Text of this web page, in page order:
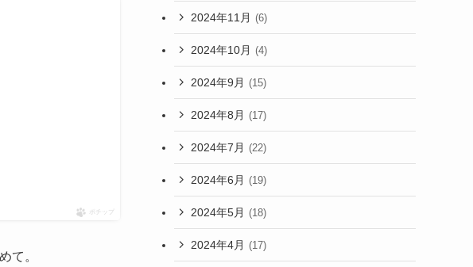
ポチップ
て。
2024年11月 (6)
2024年10月 (4)
2024年9月 (15)
2024年8月 (17)
2024年7月 (22)
2024年6月 (19)
2024年5月 (18)
2024年4月 (17)